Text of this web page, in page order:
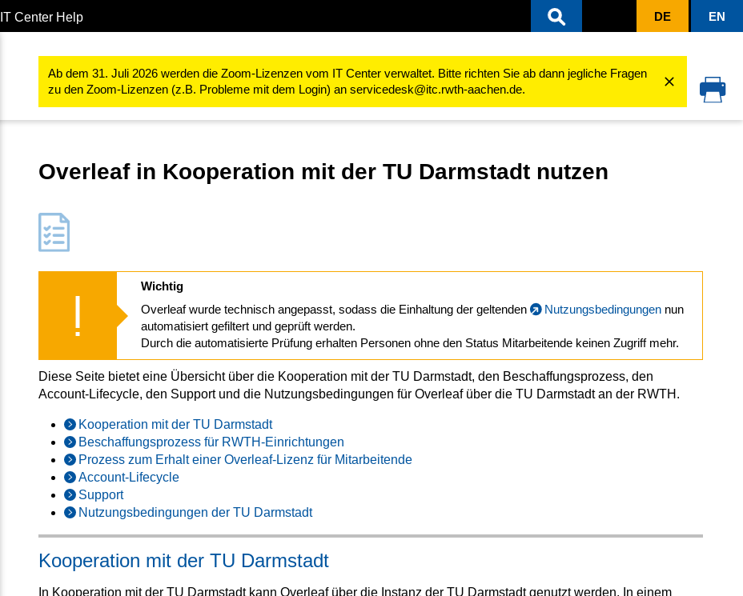
IT Center Help DE EN
Ab dem 31. Juli 2026 werden die Zoom-Lizenzen vom IT Center verwaltet. Bitte richten Sie ab dann jegliche Fragen
zu den Zoom-Lizenzen (z.B. Probleme mit dem Login) an servicedesk@itc.rwth-aachen.de.
Kollaboration Overleaf Overleaf über TU Darmstadt nutzen
Overleaf in Kooperation mit der TU Darmstadt nutzen
Wichtig
Overleaf wurde technisch angepasst, sodass die Einhaltung der geltenden
Nutzungsbedingungen nun
automatisiert gefiltert und geprüft werden.
Durch die automatisierte Prüfung erhalten Personen ohne den Status Mitarbeitende keinen Zugriff mehr.
Diese Seite bietet eine Übersicht über die Kooperation mit der TU Darmstadt, den Beschaffungsprozess, den
Account‑Lifecycle, den Support und die Nutzungsbedingungen für Overleaf über die TU Darmstadt an der RWTH.
Kooperation mit der TU Darmstadt
Beschaffungsprozess für RWTH-Einrichtungen
Prozess zum Erhalt einer Overleaf-Lizenz für Mitarbeitende
Account-Lifecycle
Support
Nutzungsbedingungen der TU Darmstadt
Kooperation mit der TU Darmstadt
In Kooperation mit der TU Darmstadt kann Overleaf über die Instanz der TU Darmstadt genutzt werden. In einem